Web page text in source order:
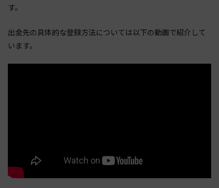
す。
出金先の具体的な登録方法については以下の動画で紹介して
います。